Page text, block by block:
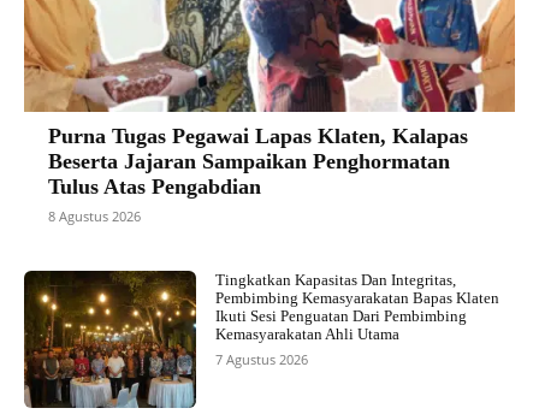
Purna Tugas Pegawai Lapas Klaten, Kalapas
Beserta Jajaran Sampaikan Penghormatan
Tulus Atas Pengabdian
8 Agustus 2026
Tingkatkan Kapasitas Dan Integritas,
Pembimbing Kemasyarakatan Bapas Klaten
Ikuti Sesi Penguatan Dari Pembimbing
Kemasyarakatan Ahli Utama
7 Agustus 2026